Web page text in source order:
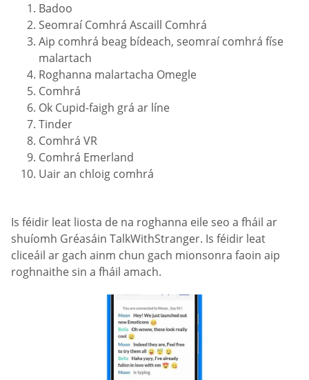
Badoo
Seomraí Comhrá Ascaill Comhrá
Aip comhrá beag bídeach, seomraí comhrá físe
malartach
Roghanna malartacha Omegle
Comhrá
Ok Cupid-faigh grá ar líne
Tinder
Comhrá VR
Comhrá Emerland
Uair an chloig comhrá
Is féidir leat liosta de na roghanna eile seo a fháil ar
shuíomh Gréasáin TalkWithStranger. Is féidir leat
cliceáil ar gach ainm chun gach mionsonra faoin aip
roghnaithe sin a fháil amach.